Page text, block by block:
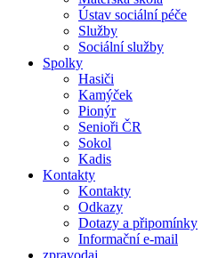
Ústav sociální péče
Služby
Sociální služby
Spolky
Hasiči
Kamýček
Pionýr
Senioři ČR
Sokol
Kadis
Kontakty
Kontakty
Odkazy
Dotazy a připomínky
Informační e-mail
zpravodaj